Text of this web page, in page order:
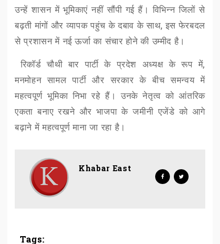
उन्हें शासन में भूमिकाएं नहीं सौंपी गई हैं। विभिन्न जिलों से
बढ़ती मांगों और व्यापक पहुंच के दबाव के साथ,इस फेरबदल
से प्रशासन में नई ऊर्जा का संचार होने की उम्मीद है।
रिकॉर्ड चौथी बार पार्टी के प्रदेश अध्यक्ष के रूप में,
मनमोहन सामल पार्टी और सरकार के बीच समन्वय में
महत्वपूर्ण भूमिका निभा रहे हैं। उनके नेतृत्व को आंतरिक
एकता बनाए रखने और भाजपा के जमीनी एजेंडे को आगे
बढ़ाने में महत्वपूर्ण माना जा रहा है।
Khabar East
Tags: